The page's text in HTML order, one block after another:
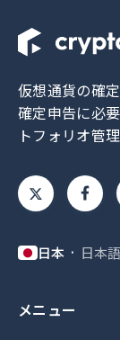
仮想通貨の確
確定申告に必
トフォリオ管
日本 日本語
メニュー